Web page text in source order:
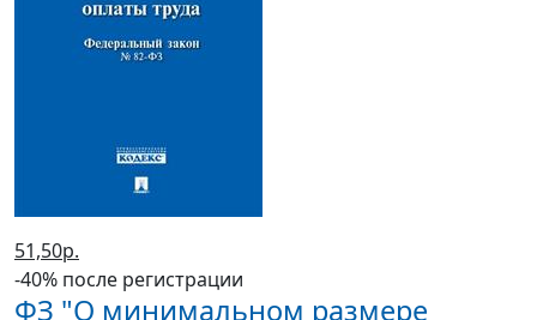
51,50р.
-40% после регистрации
ФЗ "О минимальном размере